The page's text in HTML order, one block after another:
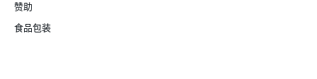
赞助
食品包装